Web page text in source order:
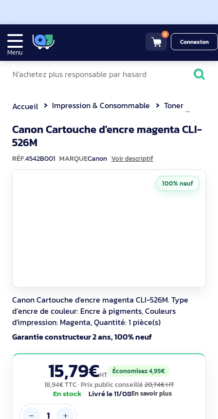
Menu
0
Connexion
Accueil Impression & Consommable Toner
Canon Cartouche d'encre magenta CLI-
526M
RÉF.4542B001 MARQUECanon Voir descriptif
Canon Cartouche d'encre magenta CLI-526M. Type
d’encre de couleur: Encre à pigments, Couleurs
d'impression: Magenta, Quantité: 1 pièce(s)
Garantie constructeur 2 ans, 100% neuf
15,79€HT Économisez 4,95€
18,94€ TTC· Prix public conseillé20,74€ HT
En stock Livré le 11/08En savoir plus
100% neuf